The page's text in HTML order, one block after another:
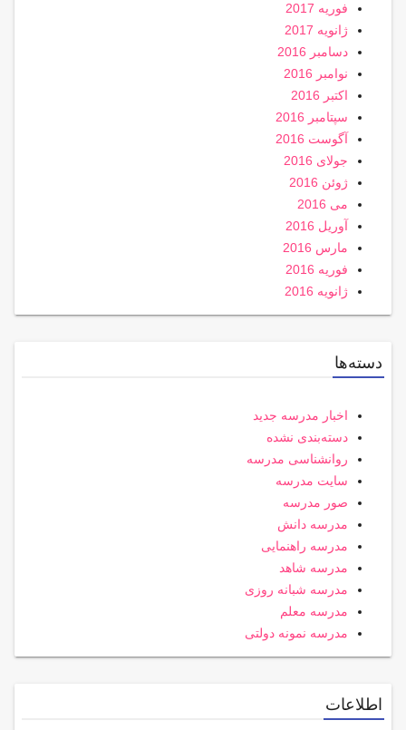
فوریه 2017
ژانویه 2017
دسامبر 2016
نوامبر 2016
اکتبر 2016
سپتامبر 2016
آگوست 2016
جولای 2016
ژوئن 2016
می 2016
آوریل 2016
مارس 2016
فوریه 2016
ژانویه 2016
دسته‌ها
اخبار مدرسه جدید
دسته‌بندی نشده
روانشناسی مدرسه
سایت مدرسه
صور مدرسه
مدرسه دانش
مدرسه راهنمایی
مدرسه شاهد
مدرسه شبانه روزی
مدرسه معلم
مدرسه نمونه دولتی
اطلاعات